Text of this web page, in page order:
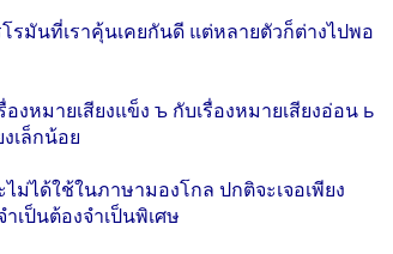
มันที่เราคุ้นเคยกันดี แต่หลายตัวก็ต่างไปพอ
หมายเสียงแข็ง ъ กับเรื่องหมายเสียงอ่อน ь
เล็กน้อย
ได้ใช้ในภาษามองโกล ปกติจะเจอเพียง
เป็นต้องจำเป็นพิเศษ